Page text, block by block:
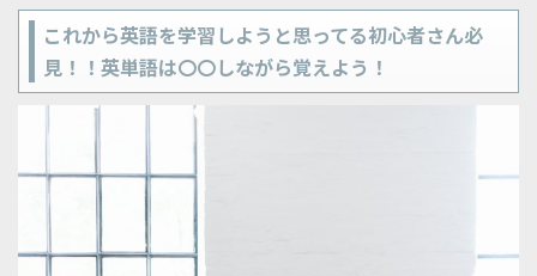
これから英語を学習しようと思ってる初心者さん必
見！！英単語は〇〇しながら覚えよう！